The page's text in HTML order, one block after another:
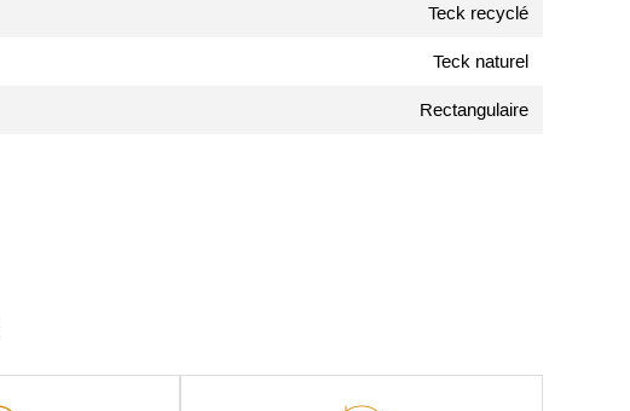
Teck recyclé
Teck naturel
Rectangulaire